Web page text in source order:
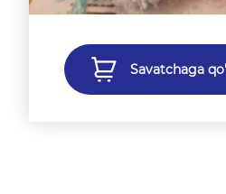
Savatchaga